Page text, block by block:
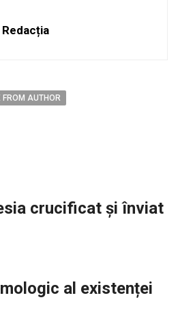
Redacția
FROM AUTHOR
crucificat și înviat
al existenței